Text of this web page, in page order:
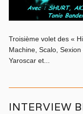
Troisième volet des «
Machine, Scalo, Sexion
Yaroscar et...
INTERVIEW